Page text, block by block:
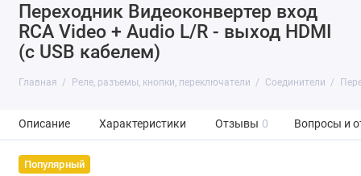
Переходник Видеоконвертер вход
RCA Video + Audio L/R - выход HDMI
(с USB кабелем)
Главная Реле, разъемы, кнопки, переключатели Соединители
Описание Характеристики Отзывы 0 Вопросы и
Популярный